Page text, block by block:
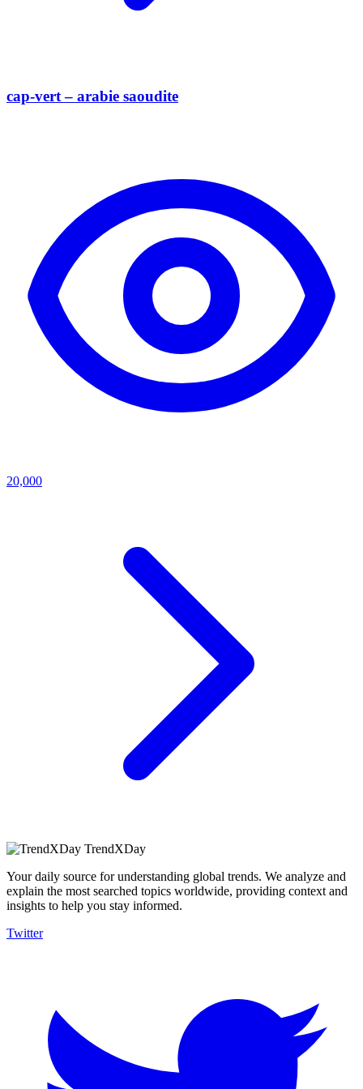
cap-vert – arabie saoudite
20,000
TrendXDay
Your daily source for understanding global trends. We analyze and
explain the most searched topics worldwide, providing context and
insights to help you stay informed.
Twitter